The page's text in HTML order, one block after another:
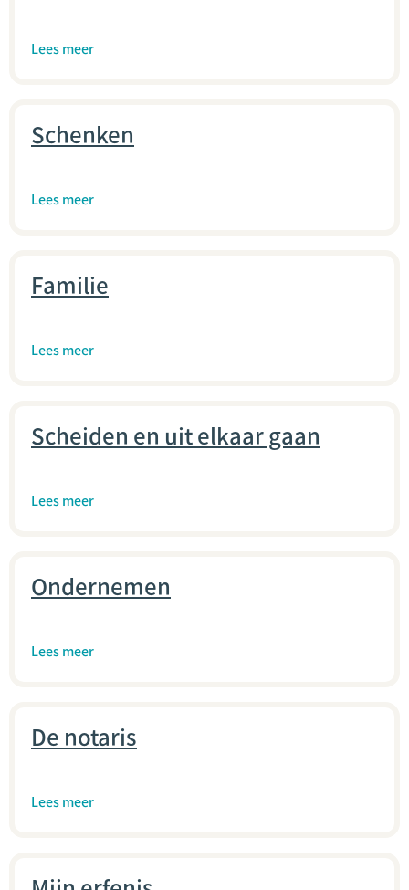
Lees meer
Schenken
Lees meer
Familie
Lees meer
Scheiden en uit elkaar gaan
Lees meer
Ondernemen
Lees meer
De notaris
Lees meer